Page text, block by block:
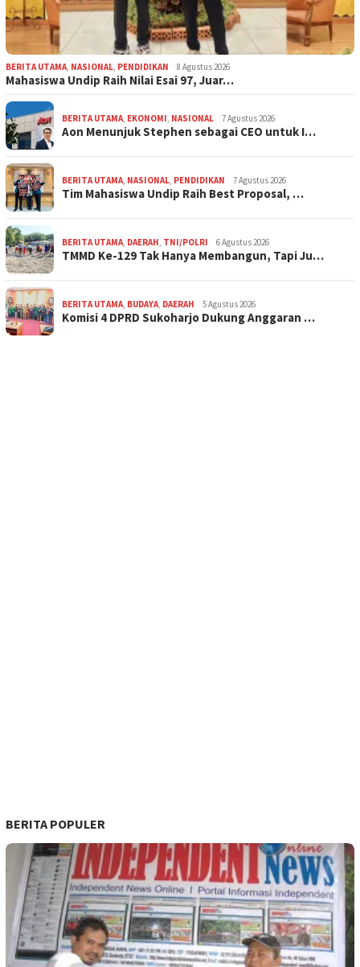
BERITA UTAMA, NASIONAL, PENDIDIKAN 8 Agustus 2026
Mahasiswa Undip Raih Nilai Esai 97, Juar…
BERITA UTAMA, EKONOMI, NASIONAL 7 Agustus 2026
Aon Menunjuk Stephen sebagai CEO untuk I…
BERITA UTAMA, NASIONAL, PENDIDIKAN 7 Agustus 2026
Tim Mahasiswa Undip Raih Best Proposal, …
BERITA UTAMA, DAERAH, TNI/POLRI 6 Agustus 2026
TMMD Ke-129 Tak Hanya Membangun, Tapi Ju…
BERITA UTAMA, BUDAYA, DAERAH 5 Agustus 2026
Komisi 4 DPRD Sukoharjo Dukung Anggaran …
BERITA POPULER